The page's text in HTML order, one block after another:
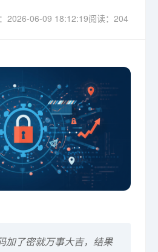
2026-06-09 18:12:19阅读： 204
加了密就万事大吉，结果